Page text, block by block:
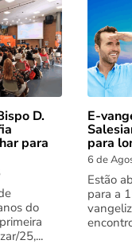
D.
para
do
25,...
E-
para
6 de
Estão
para a